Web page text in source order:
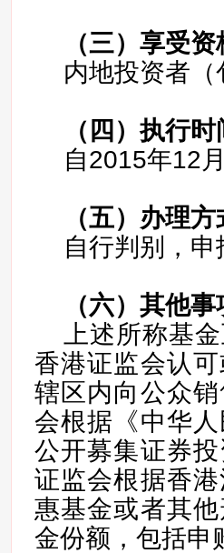
（三） 享受资
内地投资者
（四）执行时
自2015年12
（五） 办理方
自行判别，
（六） 其他事
上述所称基
香港证监会认
辖区内向公众
会根据《中华
公开募集证券
证监会根据香
惠基金或者其
金份额，包括申